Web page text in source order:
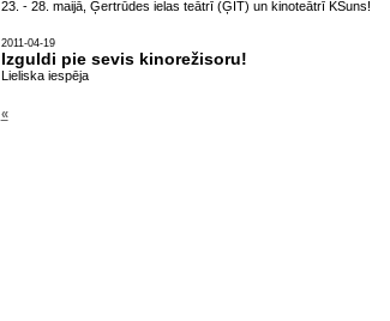
23. - 28. maijā, Ģertrūdes ielas teātrī (ĢIT) un kinoteātrī KSuns!
2011-04-19
Izguldi pie sevis kinorežisoru!
Lieliska iespēja
«